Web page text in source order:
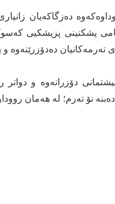
دەزگاکەیان
پشکنینی پزیشکیی
تەرمەکانیان دەدۆزرێنەوە
تەرمی شەش هاونیشتمانی
نۆ تەرم؛ لە هەمان